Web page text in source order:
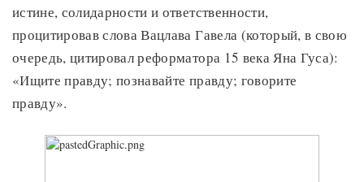
истине, солидарности и ответственности,
процитировав слова Вацлава Гавела (который, в свою
очередь, цитировал реформатора 15 века Яна Гуса):
«Ищите правду; познавайте правду; говорите
правду».